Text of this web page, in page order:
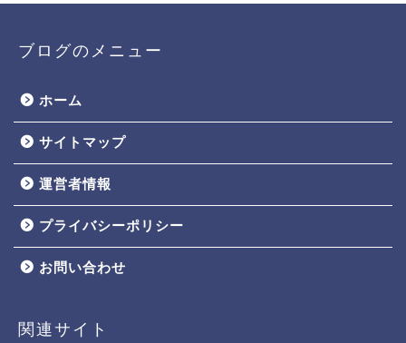
ブログのメニュー
ホーム
サイトマップ
運営者情報
プライバシーポリシー
お問い合わせ
関連サイト